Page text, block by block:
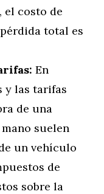
costo de
total es
En
y las tarifas
de una
suelen
un vehículo
de
sobre la